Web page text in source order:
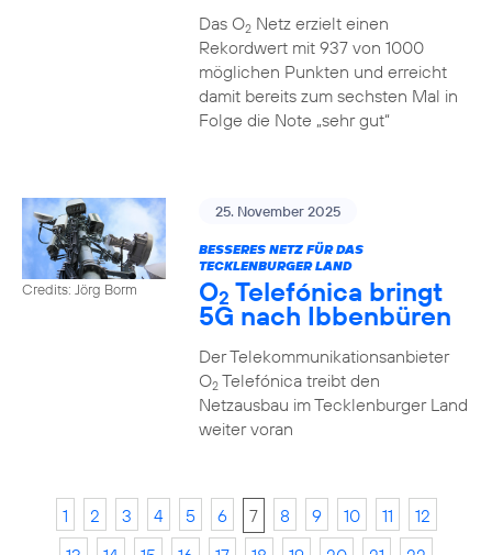
Das O2Netz erzielt einen
Rekordwert mit 937 von 1000
möglichen Punkten und erreicht
damit bereits zum sechsten Mal in
Folge die Note „sehr gut“
Credits: Jörg Borm
25. November 2025
BESSERES NETZ FÜR DAS
TECKLENBURGER LAND
O2 Telefónica bringt
5G nach Ibbenbüren
Der Telekommunikationsanbieter
O2Telefónica treibt den
Netzausbau im Tecklenburger Land
weiter voran
1 2 3 4 5 6 7 8 9 10 11
12